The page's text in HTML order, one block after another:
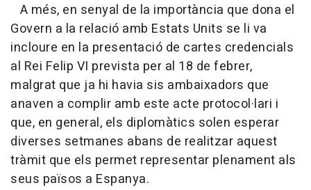
A més, en senyal de la importància que dona el
Govern a la relació amb Estats Units se li va
incloure en la presentació de cartes credencials
al Rei Felip VI prevista per al 18 de febrer,
malgrat que ja hi havia sis ambaixadors que
anaven a complir amb este acte protocol·lari i
que, en general, els diplomàtics solen esperar
diverses setmanes abans de realitzar aquest
tràmit que els permet representar plenament als
seus països a Espanya.